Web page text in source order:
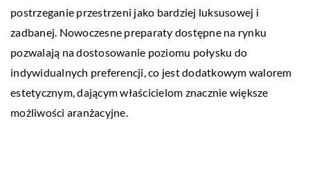
postrzeganie przestrzeni jako bardziej luksusowej i
zadbanej. Nowoczesne preparaty dostępne na rynku
pozwalają na dostosowanie poziomu połysku do
indywidualnych preferencji, co jest dodatkowym walorem
estetycznym, dającym właścicielom znacznie większe
możliwości aranżacyjne.